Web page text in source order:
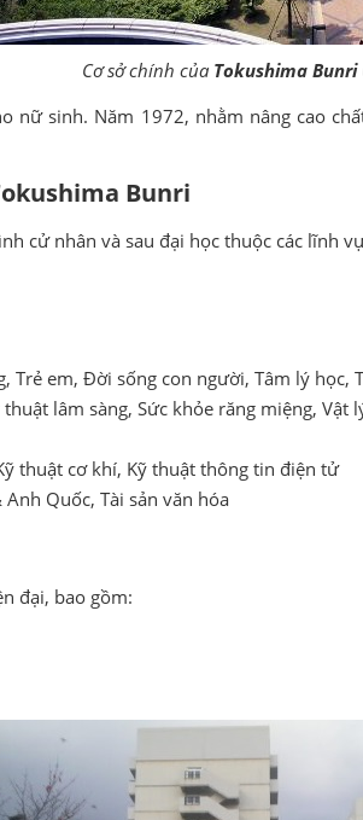
Cơ sở chính của Tokushima
nữ sinh. Năm 1972, nhằm nâng cao
Bunri
cử nhân và sau đại học thuộc các lĩnh
em, Đời sống con người, Tâm lý học,
lâm sàng, Sức khỏe răng miệng,
thuật cơ khí, Kỹ thuật thông tin điện tử
Quốc, Tài sản văn hóa
đại, bao gồm: